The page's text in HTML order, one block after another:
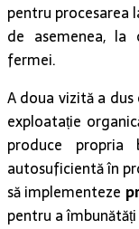
pentru procesarea
de asemenea, la
fermei.
A doua vizită a
exploatație
produce
autosuficientă în
să implementeze
pentru a